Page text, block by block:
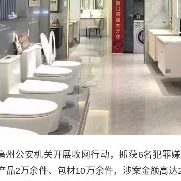
州公安机关开展收网行动，抓获6名犯罪
品2万余件、包材10万余件，涉案金额高